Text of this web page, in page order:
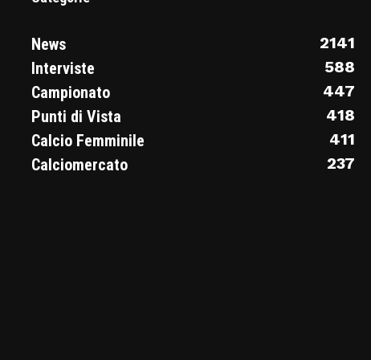
News
2141
Interviste
588
Campionato
447
Punti di Vista
418
Calcio Femminile
411
Calciomercato
237